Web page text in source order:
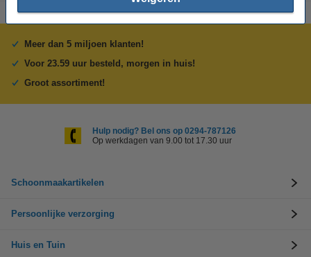
Meer dan 5 miljoen klanten!
Voor 23.59 uur besteld, morgen in huis!
Groot assortiment!
Hulp nodig? Bel ons op 0294-787126
Op werkdagen van 9.00 tot 17.30 uur
Schoonmaakartikelen
Persoonlijke verzorging
Huis en Tuin